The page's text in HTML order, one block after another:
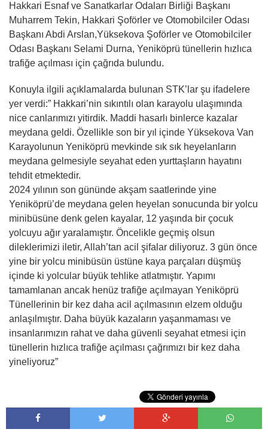
Hakkari Esnaf ve Sanatkarlar Odaları Birliği Başkanı
Muharrem Tekin, Hakkari Şoförler ve Otomobilciler Odası
Başkanı Abdi Arslan,Yüksekova Şoförler ve Otomobilciler
Odası Başkanı Selami Durna, Yeniköprü tünellerin hızlıca
trafiğe açılması için çağrıda bulundu.
Konuyla ilgili açıklamalarda bulunan STK’lar şu ifadelere
yer verdi:” Hakkari’nin sıkıntılı olan karayolu ulaşımında
nice canlarımızı yitirdik. Maddi hasarlı binlerce kazalar
meydana geldi. Özellikle son bir yıl içinde Yüksekova Van
Karayolunun Yeniköprü mevkinde sık sık heyelanların
meydana gelmesiyle seyahat eden yurttaşların hayatını
tehdit etmektedir.
2024 yılının son gününde akşam saatlerinde yine
Yeniköprü’de meydana gelen heyelan sonucunda bir yolcu
minibüsüne denk gelen kayalar, 12 yaşında bir çocuk
yolcuyu ağır yaralamıştır. Öncelikle geçmiş olsun
dileklerimizi iletir, Allah’tan acil şifalar diliyoruz. 3 gün önce
yine bir yolcu minibüsün üstüne kaya parçaları düşmüş
içinde ki yolcular büyük tehlike atlatmıştır. Yapımı
tamamlanan ancak henüz trafiğe açılmayan Yeniköprü
Tünellerinin bir kez daha acil açılmasının elzem olduğu
anlaşılmıştır. Daha büyük kazaların yaşanmaması ve
insanlarımızın rahat ve daha güvenli seyahat etmesi için
tünellerin hızlıca trafiğe açılması çağrımızı bir kez daha
yineliyoruz”